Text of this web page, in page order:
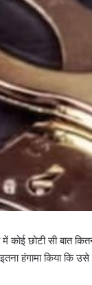
कोई छोटी सी बात
हंगामा किया कि